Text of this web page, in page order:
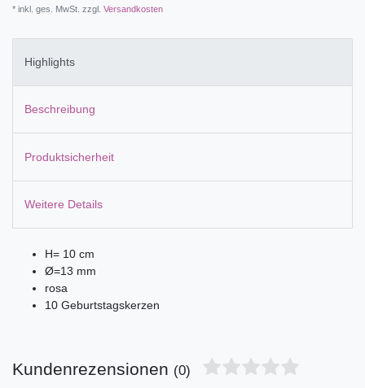
* inkl. ges. MwSt. zzgl. Versandkosten
Highlights
Beschreibung
Produktsicherheit
Weitere Details
H= 10 cm
Ø=13 mm
rosa
10 Geburtstagskerzen
Kundenrezensionen (0)